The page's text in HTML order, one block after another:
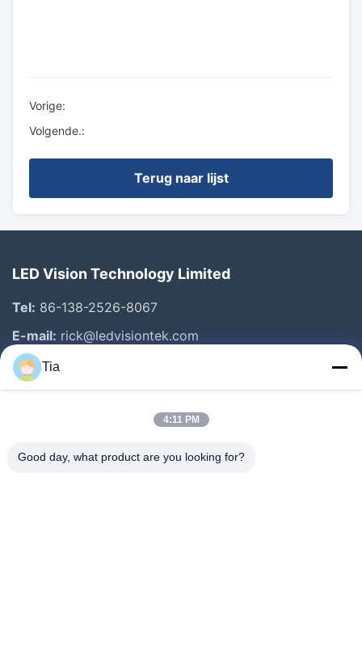
Vorige:
Volgende.:
Terug naar lijst
LED Vision Technology Limited
Tel: 86-138-2526-8067
E-mail: rick@ledvisiontek.com
Snelle Links
Producten
Tia
4:11 PM
Good day, what product are you looking for?